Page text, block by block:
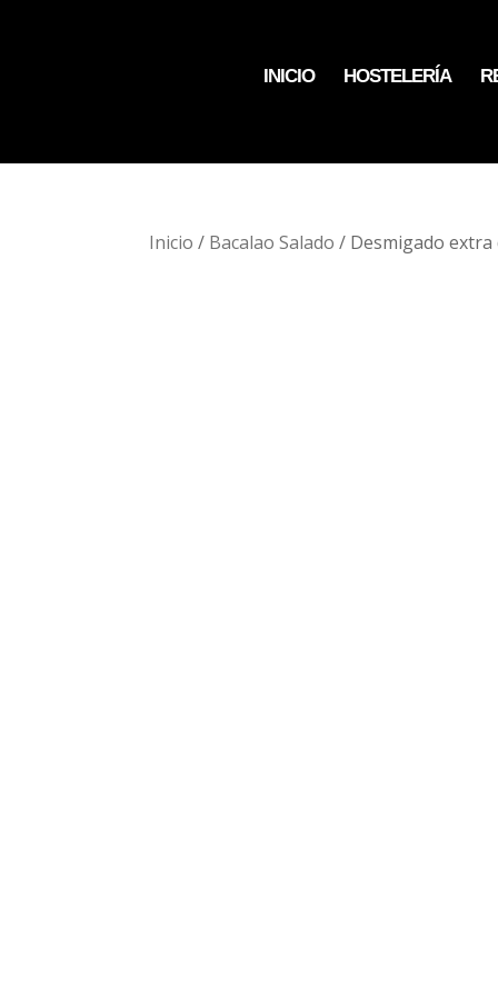
INICIO HOSTELERÍA
Inicio / Bacalao Salado / Desmigado extra